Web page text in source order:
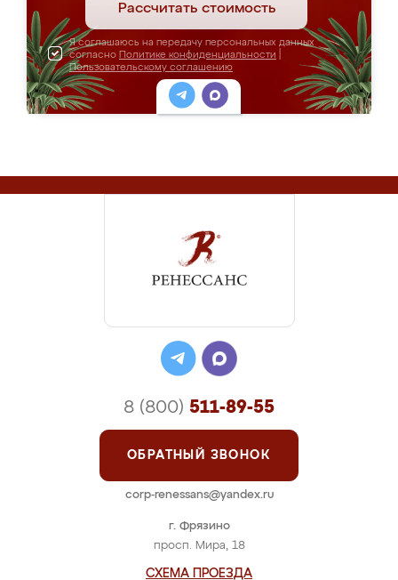
Рассчитать стоимость
Я соглашаюсь на передачу персональных данных
согласно Политике конфиденциальности
Пользовательскому соглашению
г. Фрязино
просп. Мира, 18
СХЕМА ПРОЕЗДА
8 (800) 511-89-55
ОБРАТНЫЙ ЗВОНОК
corp-renessans@yandex.ru